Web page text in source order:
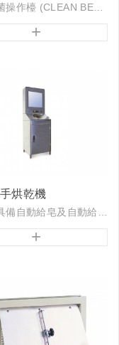
無塵無菌操作檯 (CLEAN BENCH) 又稱為潔淨作業檯，CLEAN BENCH 可在作業台上做出局部的清淨空間，所以只要管理運用得宜則其為最具經濟性又可得到高度清淨化空間的作...
+
烘乾機
本機型具備自動給皂及自動給水，洗手後，自動送出高速無塵無菌空氣，將手烘乾。
+